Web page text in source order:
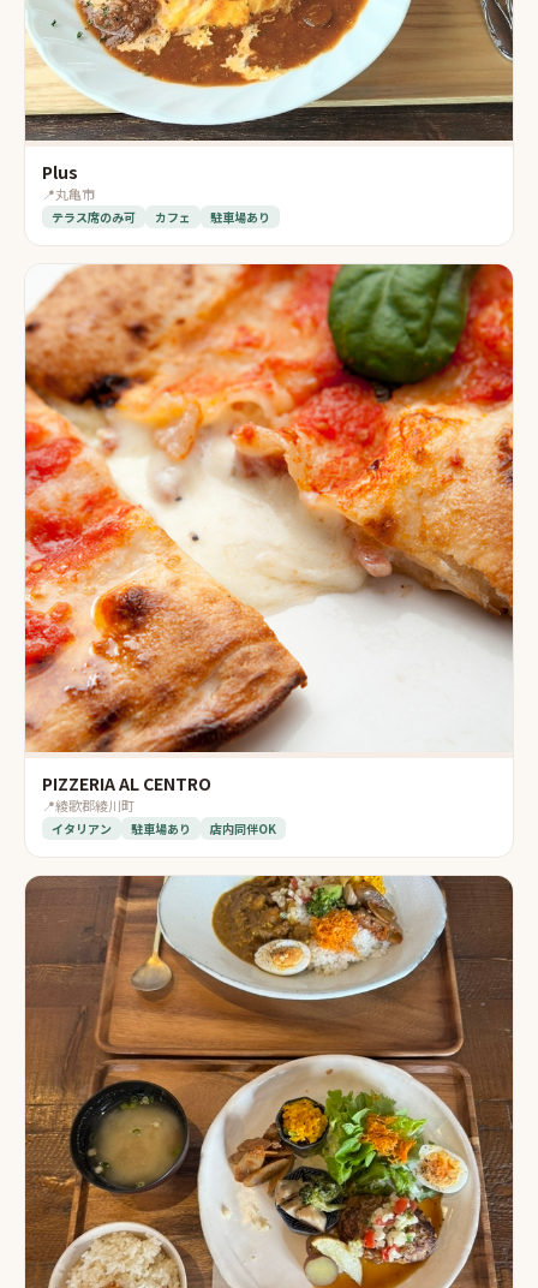
Plus
📍丸亀市
テラス席のみ可 カフェ 駐車場あり
PIZZERIA AL CENTRO
📍綾歌郡綾川町
イタリアン 駐車場あり 店内同伴OK